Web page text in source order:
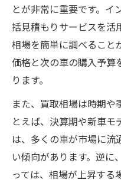
とが非常に重要です。イ
括見積もりサービスを活
相場を簡単に調べること
価格と次の車の購入予算
ります。
また、買取相場は時期や
とえば、決算期や新車
は、多くの車が市場に流
い傾向があります。逆に
っては、相場が上昇する